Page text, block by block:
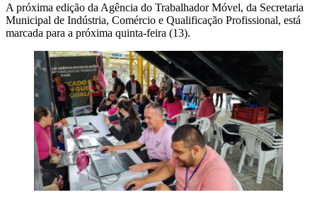
A próxima edição da Agência do Trabalhador Móvel, da Secretaria
Municipal de Indústria, Comércio e Qualificação Profissional, está
marcada para a próxima quinta-feira (13).